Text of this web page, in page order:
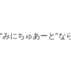
にちゅあーと”な